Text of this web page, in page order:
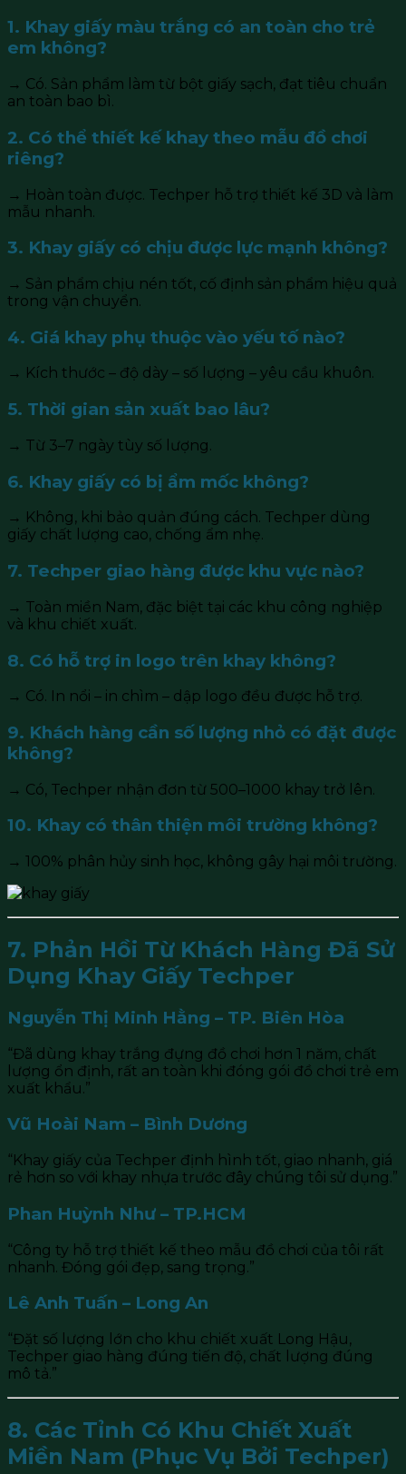
1. Khay giấy màu trắng có an toàn cho trẻ
em không?
→ Có. Sản phẩm làm từ bột giấy sạch, đạt tiêu chuẩn
an toàn bao bì.
2. Có thể thiết kế khay theo mẫu đồ chơi
riêng?
→ Hoàn toàn được. Techper hỗ trợ thiết kế 3D và làm
mẫu nhanh.
3. Khay giấy có chịu được lực mạnh không?
→ Sản phẩm chịu nén tốt, cố định sản phẩm hiệu quả
trong vận chuyển.
4. Giá khay phụ thuộc vào yếu tố nào?
→ Kích thước – độ dày – số lượng – yêu cầu khuôn.
5. Thời gian sản xuất bao lâu?
→ Từ 3–7 ngày tùy số lượng.
6. Khay giấy có bị ẩm mốc không?
→ Không, khi bảo quản đúng cách. Techper dùng
giấy chất lượng cao, chống ẩm nhẹ.
7. Techper giao hàng được khu vực nào?
→ Toàn miền Nam, đặc biệt tại các khu công nghiệp
và khu chiết xuất.
8. Có hỗ trợ in logo trên khay không?
→ Có. In nổi – in chìm – dập logo đều được hỗ trợ.
9. Khách hàng cần số lượng nhỏ có đặt được
không?
→ Có, Techper nhận đơn từ 500–1000 khay trở lên.
10. Khay có thân thiện môi trường không?
→ 100% phân hủy sinh học, không gây hại môi trường.
7. Phản Hồi Từ Khách Hàng Đã Sử
Dụng Khay Giấy Techper
Nguyễn Thị Minh Hằng – TP. Biên Hòa
“Đã dùng khay trắng đựng đồ chơi hơn 1 năm, chất
lượng ổn định, rất an toàn khi đóng gói đồ chơi trẻ em
xuất khẩu.”
Vũ Hoài Nam – Bình Dương
“Khay giấy của Techper định hình tốt, giao nhanh, giá
rẻ hơn so với khay nhựa trước đây chúng tôi sử dụng.”
Phan Huỳnh Như – TP.HCM
“Công ty hỗ trợ thiết kế theo mẫu đồ chơi của tôi rất
nhanh. Đóng gói đẹp, sang trọng.”
Lê Anh Tuấn – Long An
“Đặt số lượng lớn cho khu chiết xuất Long Hậu,
Techper giao hàng đúng tiến độ, chất lượng đúng
mô tả.”
8. Các Tỉnh Có Khu Chiết Xuất
Miền Nam (Phục Vụ Bởi Techper)